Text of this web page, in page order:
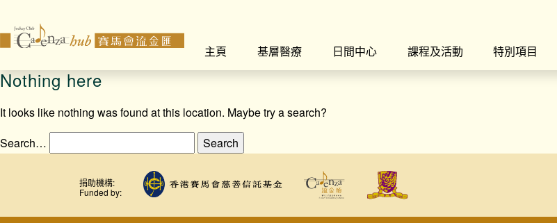
主頁
基層醫療 日間中心 課程及活動 特別項目
Nothing here
It looks like nothing was found at this location. Maybe try a search?
Search…
捐助機構:
Funded by: